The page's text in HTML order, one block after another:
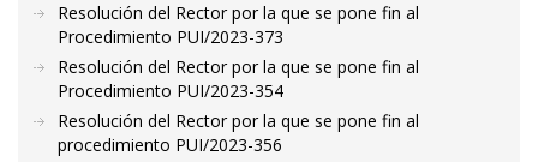
Resolución del Rector por la que se pone fin al
Procedimiento PUI/2023-373
Resolución del Rector por la que se pone fin al
Procedimiento PUI/2023-354
Resolución del Rector por la que se pone fin al
procedimiento PUI/2023-356